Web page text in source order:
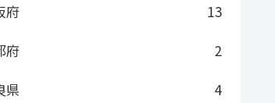
府
13
府
2
県
4